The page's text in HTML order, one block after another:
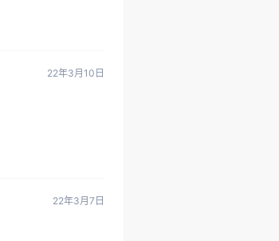
22年3月10日
22年3月7日